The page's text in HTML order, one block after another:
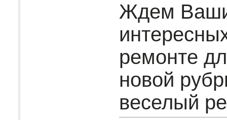
Ждем
ремонте
новой
веселый